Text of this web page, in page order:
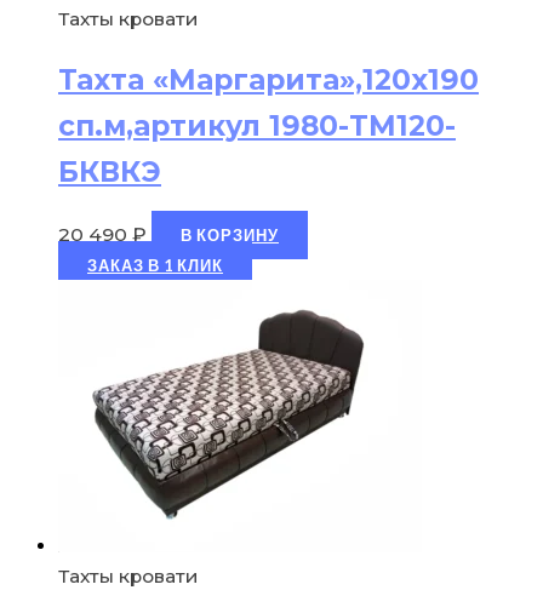
Тахты кровати
Тахта «Маргарита»,120х190
сп.м,артикул 1980-ТМ120-
БКВКЭ
20 490 ₽
В КОРЗИНУ
ЗАКАЗ В 1 КЛИК
Тахты кровати